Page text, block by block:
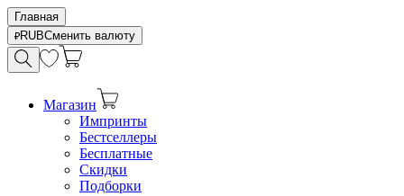
Главная
RUBСменить валюту
Магазин
Импринты
Бестселлеры
Бесплатные
Скидки
Подборки